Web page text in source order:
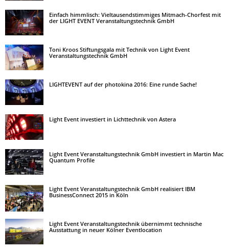
Einfach himmlisch: Vieltausendstimmiges Mitmach-Chorfest mit
der LIGHT EVENT Veranstaltungstechnik GmbH
Toni Kroos Stiftungsgala mit Technik von Light Event
Veranstaltungstechnik GmbH
LIGHTEVENT auf der photokina 2016: Eine runde Sache!
Light Event investiert in Lichttechnik von Astera
Light Event Veranstaltungstechnik GmbH investiert in Martin Mac
Quantum Profile
Light Event Veranstaltungstechnik GmbH realisiert IBM
BusinessConnect 2015 in Köln
Light Event Veranstaltungstechnik übernimmt technische
Ausstattung in neuer Kölner Eventlocation